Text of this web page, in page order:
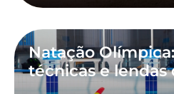
Natação
técnicas e lendas